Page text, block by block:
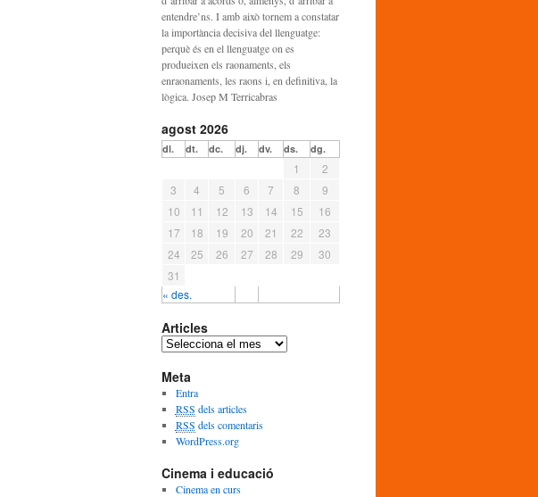
entendre’ns. I amb això tornem a constatar
la importància decisiva del llenguatge:
perquè és en el llenguatge on es
produeixen els raonaments, els
enraonaments, les raons i, en definitiva, la
lògica. Josep M Terricabras
agost 2026
dl. dt. dc. dj. dv. ds. dg.
« des.
1
2
3
4 5 6 7 8
9
10
11 12 13 14 15
16
17
18 19 20 21 22
23
24
25 26 27 28 29
30
31
Articles
A
t
i
c
l
e
Meta
Entra
RSS dels articles
RSS dels comentaris
WordPress.org
Cinema i educació
Cinema en curs